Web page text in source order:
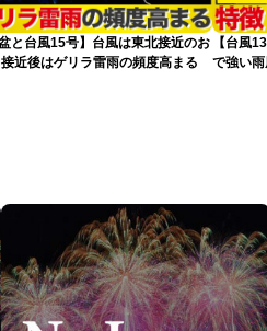
盆と台風15号】台風は東北接近のお
近後はゲリラ雷雨の頻度高まる
【台風
で強い